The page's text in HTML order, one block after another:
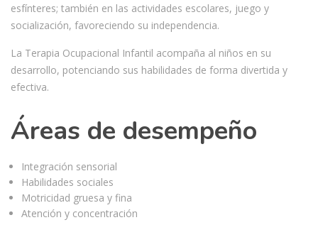
esfínteres; también en las actividades escolares, juego y
socialización, favoreciendo su independencia.
La Terapia Ocupacional Infantil acompaña al niños en su
desarrollo, potenciando sus habilidades de forma divertida y
efectiva.
Áreas de desempeño
Integración sensorial
Habilidades sociales
Motricidad gruesa y fina
Atención y concentración